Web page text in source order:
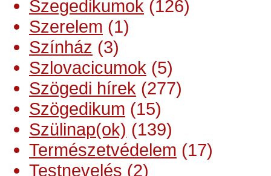
Szegedikumok (126)
Szerelem (1)
Színház (3)
Szlovacicumok (5)
Szögedi hírek (277)
Szögedikum (15)
Szülinap(ok) (139)
Természetvédelem (17)
Testnevelés (2)